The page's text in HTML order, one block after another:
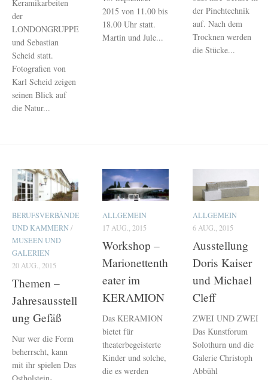
Keramikarbeiten
der
LONDONGRUPPE
und Sebastian
Scheid statt.
Fotografien von
Karl Scheid zeigen
seinen Blick auf
die Natur...
2015 von 11.00 bis
18.00 Uhr statt.
Martin und Jule...
der Pinchtechnik
auf. Nach dem
Trocknen werden
die Stücke...
BERUFSVERBÄNDE
UND KAMMERN/
MUSEEN UND
GALERIEN
20 AUG., 2015
Themen –
Jahresausstell
ung Gefäß
Nur wer die Form
beherrscht, kann
mit ihr spielen Das
Ostholstein-
ALLGEMEIN
17 AUG., 2015
Workshop –
Marionettenth
eater im
KERAMION
Das KERAMION
bietet für
theaterbegeisterte
Kinder und solche,
die es werden
ALLGEMEIN
6 AUG., 2015
Ausstellung
Doris Kaiser
und Michael
Cleff
ZWEI UND ZWEI
Das Kunstforum
Solothurn und die
Galerie Christoph
Abbühl